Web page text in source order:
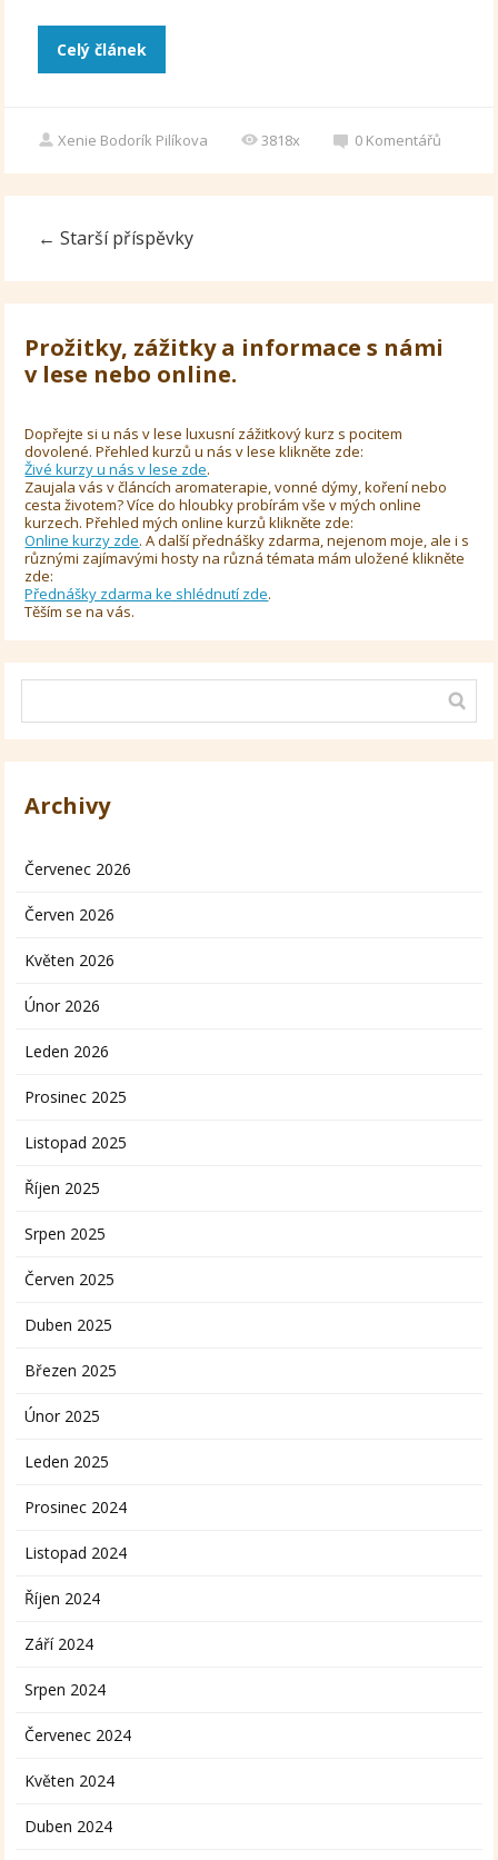
Celý článek
Xenie Bodorík Pilíkova 3818x 0 Komentářů
← Starší příspěvky
Prožitky, zážitky a informace s námi
v lese nebo online.
Dopřejte si u nás v lese luxusní zážitkový kurz s pocitem
dovolené. Přehled kurzů u nás v lese klikněte zde:
Živé kurzy u nás v lese zde.
Zaujala vás v článcích aromaterapie, vonné dýmy, koření nebo
cesta životem? Více do hloubky probírám vše v mých online
kurzech. Přehled mých online kurzů klikněte zde:
Online kurzy zde. A další přednášky zdarma, nejenom moje, ale i s
různými zajímavými hosty na různá témata mám uložené klikněte
zde:
Přednášky zdarma ke shlédnutí zde.
Těším se na vás.
Archivy
Červenec 2026
Červen 2026
Květen 2026
Únor 2026
Leden 2026
Prosinec 2025
Listopad 2025
Říjen 2025
Srpen 2025
Červen 2025
Duben 2025
Březen 2025
Únor 2025
Leden 2025
Prosinec 2024
Listopad 2024
Říjen 2024
Září 2024
Srpen 2024
Červenec 2024
Květen 2024
Duben 2024